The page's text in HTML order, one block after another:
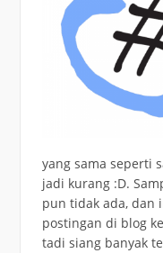
yang sama seperti
jadi kurang :D.
pun tidak ada, dan
postingan di blog
tadi siang banyak